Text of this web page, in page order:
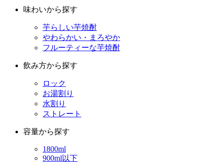
味わいから探す
芋らしい芋焼酎
やわらかい・まろやか
フルーティーな芋焼酎
飲み方から探す
ロック
お湯割り
水割り
ストレート
容量から探す
1800ml
900ml以下